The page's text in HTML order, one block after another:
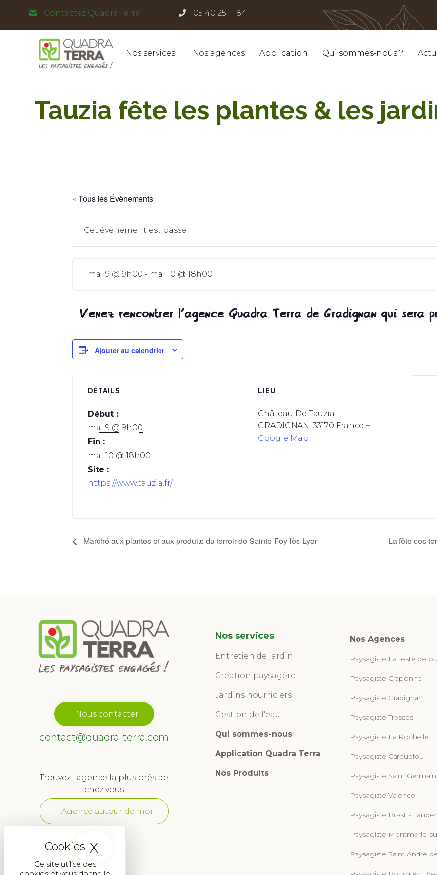
Ce site utilise des
X
Contactez Quadra Terra 05 40 25 11 84
Nos services Nos agences Application Qui sommes-nous ?
Tauzia fête les plantes & les
« Tous les Évènements
Cet évènement est passé.
mai 9 @ 9h00 - mai 10 @ 18h00
Venez rencontrer l´agence Quadra Terra de Gradignan qui sera
Ajouter au calendrier
DÉTAILS
Début :
mai 9 @ 9h00
Fin :
mai 10 @ 18h00
Site :
https://www.tauzia.fr/
LIEU
Château De Tauzia
GRADIGNAN, 33170 France +
Google Map
Marché aux plantes et aux produits du terroir de Sainte-Foy-lès-Lyon La fête des
Nous contacter
contact@quadra-terra.com
Trouvez l'agence la plus près de
chez vous
Agence autour de moi
Nos services
Entretien de jardin
Création paysagère
Jardins nourriciers
Gestion de l'eau
Qui sommes-nous
Application Quadra Terra
Nos Produits
Nos Agences
Paysagiste La teste de
Paysagiste Craponne
Paysagiste Gradignan
Paysagiste Tresses
Paysagiste La Rochelle
Paysagiste Carquefou
Paysagiste Saint Germain
Paysagiste Valence
Paysagiste Brest -
Paysagiste Montmerle-
Paysagiste Saint André